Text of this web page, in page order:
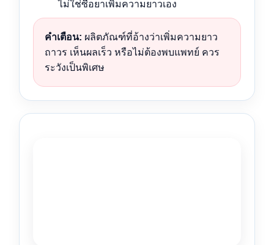
ไม่ใช่ซื้อยาเพิ่มความยาวเอง
คำเตือน: ผลิตภัณฑ์ที่อ้างว่าเพิ่มความยาว
ถาวร เห็นผลเร็ว หรือไม่ต้องพบแพทย์ ควร
ระวังเป็นพิเศษ